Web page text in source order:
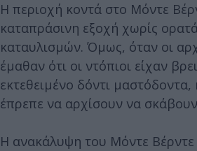
Η περιοχή κοντά στο Μόντε
καταπράσινη εξοχή χωρίς
καταυλισμών. Όμως, όταν οι
έμαθαν ότι οι ντόπιοι είχαν
εκτεθειμένο δόντι μαστόδοντα,
έπρεπε να αρχίσουν να
Η ανακάλυψη του Μόντε